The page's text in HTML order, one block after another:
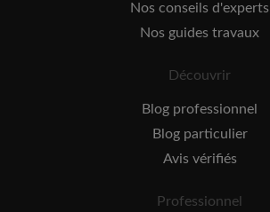
Nos conseils d'experts
Nos guides travaux
Découvrir
Blog professionnel
Blog particulier
Avis vérifiés
Professionnel